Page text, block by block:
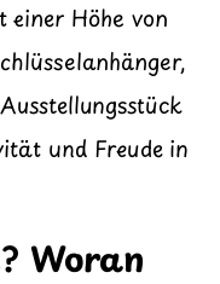
einer Höhe von
und Freude in
Woran